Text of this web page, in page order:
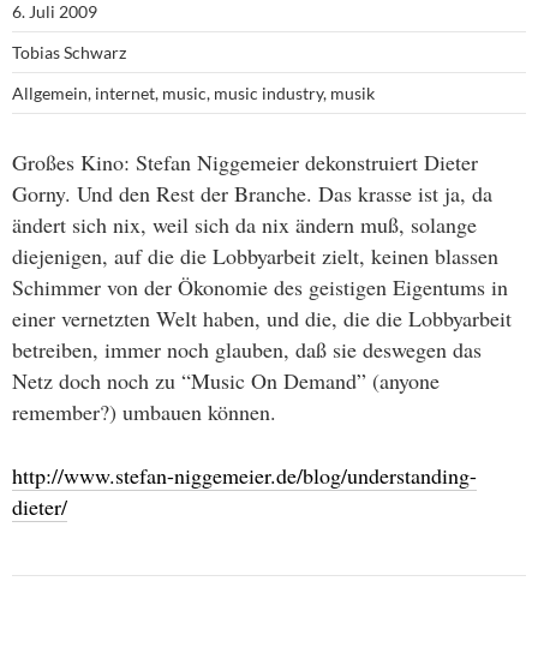
6. Juli 2009
Tobias Schwarz
Allgemein, internet, music, music industry, musik
Großes Kino: Stefan Niggemeier dekonstruiert Dieter
Gorny. Und den Rest der Branche. Das krasse ist ja, da
ändert sich nix, weil sich da nix ändern muß, solange
diejenigen, auf die die Lobbyarbeit zielt, keinen blassen
Schimmer von der Ökonomie des geistigen Eigentums in
einer vernetzten Welt haben, und die, die die Lobbyarbeit
betreiben, immer noch glauben, daß sie deswegen das
Netz doch noch zu “Music On Demand” (anyone
remember?) umbauen können.
http://www.stefan-niggemeier.de/blog/understanding-
dieter/